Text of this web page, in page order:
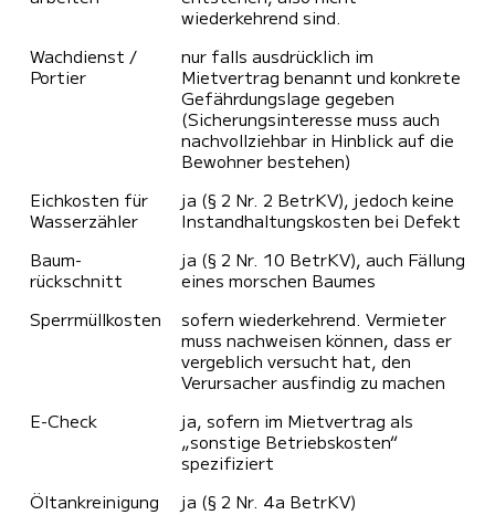
wiederkehrend sind.
Wachdienst /
Portier
nur falls ausdrücklich im
Mietvertrag benannt und konkrete
Gefährdungslage gegeben
(Sicherungsinteresse muss auch
nachvollziehbar in Hinblick auf die
Bewohner bestehen)
Eichkosten für
Wasser­zähler
ja (§ 2 Nr. 2 BetrKV), jedoch keine
Instandhaltungskosten bei Defekt
Baum­
rückschnitt
ja (§ 2 Nr. 10 BetrKV), auch Fällung
eines morschen Baumes
Sperrmüll­kosten
sofern wiederkehrend. Vermieter
muss nachweisen können, dass er
vergeblich versucht hat, den
Verursacher ausfindig zu machen
E-Check
ja, sofern im Mietvertrag als
„sonstige Betriebskosten“
spezifiziert
Öltank­reinigung
ja (§ 2 Nr. 4a BetrKV)